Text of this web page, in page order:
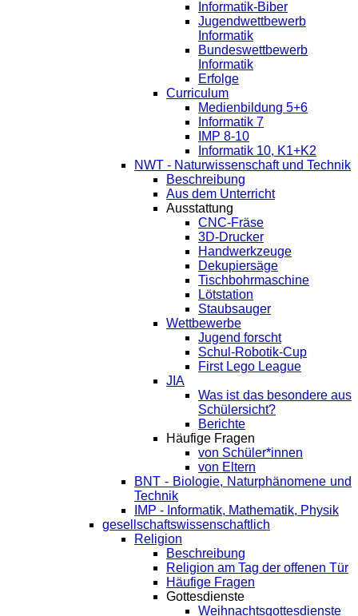
Informatik-Biber
Jugendwettbewerb
Informatik
Bundeswettbewerb
Informatik
Erfolge
Curriculum
Medienbildung 5+6
Informatik 7
IMP 8-10
Informatik 10, K1+K2
NWT - Naturwissenschaft und Technik
Beschreibung
Aus dem Unterricht
Ausstattung
CNC-Fräse
3D-Drucker
Handwerkzeuge
Dekupiersäge
Tischbohrmaschine
Lötstation
Staubsauger
Wettbewerbe
Jugend forscht
Schul-Robotik-Cup
First Lego League
JIA
Was ist das besondere aus
Schülersicht?
Berichte
Häufige Fragen
von Schüler*innen
von Eltern
BNT - Biologie, Naturphänomene und
Technik
IMP - Informatik, Mathematik, Physik
gesellschaftswissenschaftlich
Religion
Beschreibung
Religion am Tag der offenen Tür
Häufige Fragen
Gottesdienste
Weihnachtsgottesdienste